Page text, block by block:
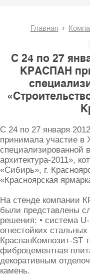
Главная
С 24 по 27
КРАСПАН
С 24 по 27 января
принимала участие в
специализированной
архитектура-2011»,
«Сибирь», г.
«Красноярская
На стенде компании
были представлены
решения: • система
огнестойких
КраспанКомпозит-ST
фиброцементная
декоративным
камень.